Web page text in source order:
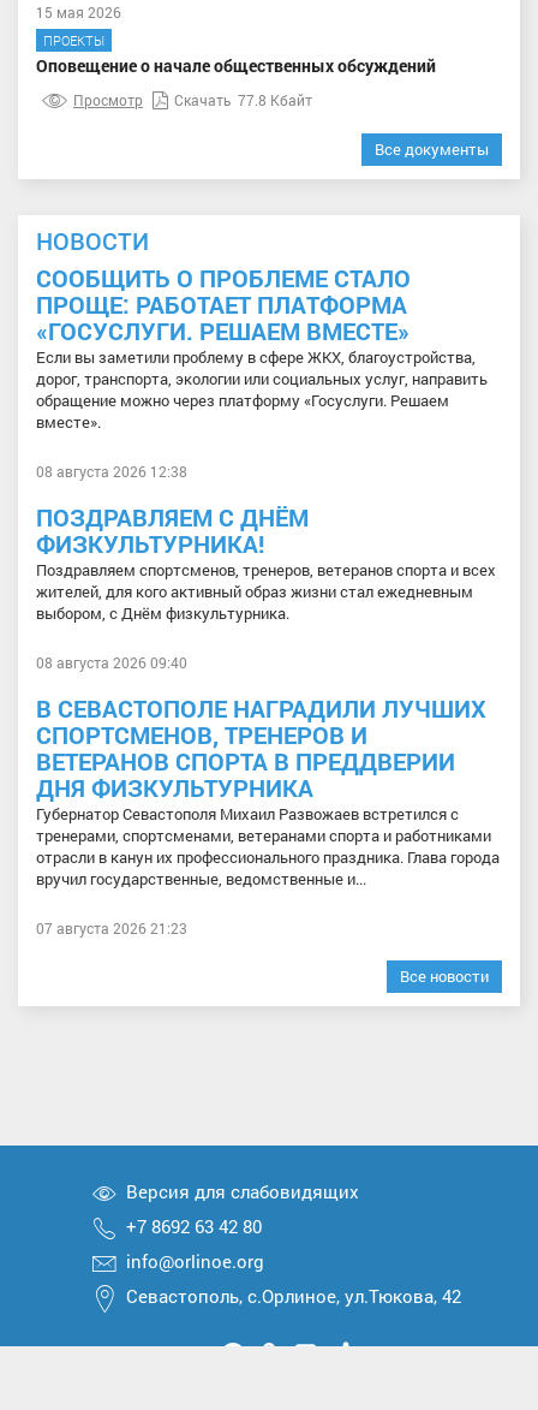
15 мая 2026
ПРОЕКТЫ
Оповещение о начале общественных обсуждений
Просмотр Скачать 77.8 Кбайт
Все документы
НОВОСТИ
СООБЩИТЬ О ПРОБЛЕМЕ СТАЛО
ПРОЩЕ: РАБОТАЕТ ПЛАТФОРМА
«ГОСУСЛУГИ. РЕШАЕМ ВМЕСТЕ»
Если вы заметили проблему в сфере ЖКХ, благоустройства,
дорог, транспорта, экологии или социальных услуг, направить
обращение можно через платформу «Госуслуги. Решаем
вместе».
08 августа 2026 12:38
ПОЗДРАВЛЯЕМ С ДНЁМ
ФИЗКУЛЬТУРНИКА!
Поздравляем спортсменов, тренеров, ветеранов спорта и всех
жителей, для кого активный образ жизни стал ежедневным
выбором, с Днём физкультурника.
08 августа 2026 09:40
В СЕВАСТОПОЛЕ НАГРАДИЛИ ЛУЧШИХ
СПОРТСМЕНОВ, ТРЕНЕРОВ И
ВЕТЕРАНОВ СПОРТА В ПРЕДДВЕРИИ
ДНЯ ФИЗКУЛЬТУРНИКА
Губернатор Севастополя Михаил Развожаев встретился с
тренерами, спортсменами, ветеранами спорта и работниками
отрасли в канун их профессионального праздника. Глава города
вручил государственные, ведомственные и...
07 августа 2026 21:23
Все новости
Версия для слабовидящих
+7 8692 63 42 80
info@orlinoe.org
Севастополь, с.Орлиное, ул.Тюкова, 42
МыМыМыМыМы